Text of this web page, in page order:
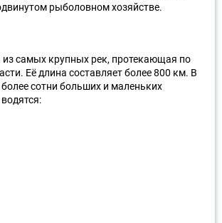
рыболовном хозяйстве.
самых крупных рек, протекающая по
Её длина составляет более 800 км. В
сотни больших и маленьких